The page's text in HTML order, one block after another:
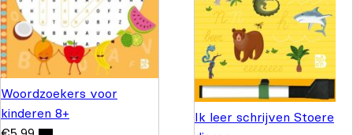
Woordzoekers voor
kinderen 8+
Ik leer schrijven Stoere